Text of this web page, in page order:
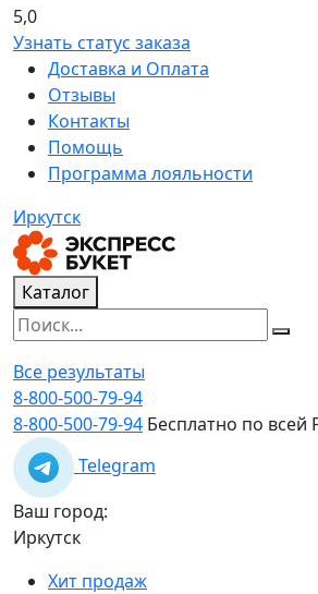
5,0
Узнать статус заказа
Доставка и Оплата
Отзывы
Контакты
Помощь
Программа лояльности
Иркутск
Каталог
Все результаты
8-800-500-79-94
8-800-500-79-94 Бесплатно по всей
Telegram
Ваш город:
Иркутск
Хит продаж